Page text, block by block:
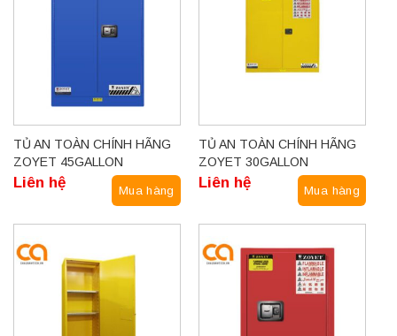
TỦ AN TOÀN CHÍNH HÃNG
ZOYET 45GALLON
Liên hệ Mua hàng
TỦ AN TOÀN CHÍNH HÃNG
ZOYET 30GALLON
Liên hệ Mua hàng